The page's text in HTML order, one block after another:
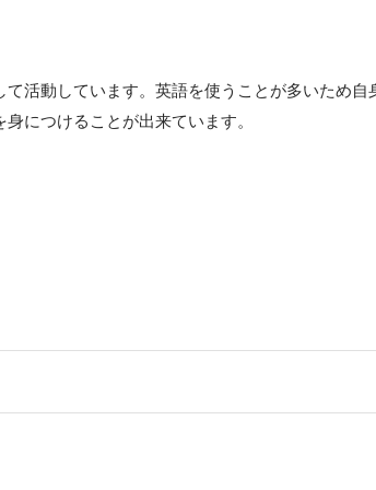
活動しています。英語を使うことが多いため自
につけることが出来ています。